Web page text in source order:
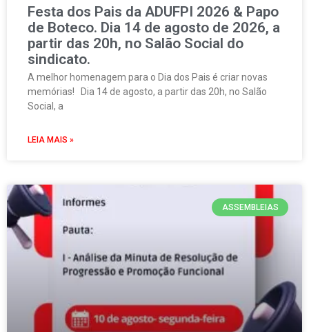
Festa dos Pais da ADUFPI 2026 & Papo
de Boteco. Dia 14 de agosto de 2026, a
partir das 20h, no Salão Social do
sindicato.
A melhor homenagem para o Dia dos Pais é criar novas
memórias! Dia 14 de agosto, a partir das 20h, no Salão
Social, a
LEIA MAIS »
ASSEMBLEIAS